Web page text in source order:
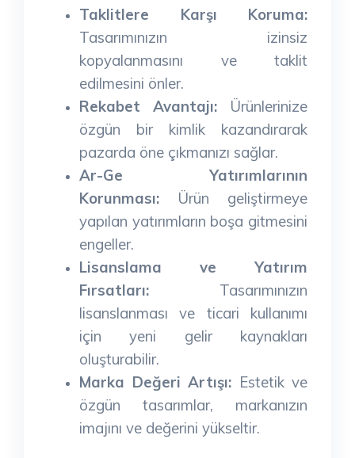
Taklitlere Karşı Koruma:
Tasarımınızın izinsiz
kopyalanmasını ve taklit
edilmesini önler.
Rekabet Avantajı: Ürünlerinize
özgün bir kimlik kazandırarak
pazarda öne çıkmanızı sağlar.
Ar-Ge Yatırımlarının
Korunması: Ürün geliştirmeye
yapılan yatırımların boşa gitmesini
engeller.
Lisanslama ve Yatırım
Fırsatları: Tasarımınızın
lisanslanması ve ticari kullanımı
için yeni gelir kaynakları
oluşturabilir.
Marka Değeri Artışı: Estetik ve
özgün tasarımlar, markanızın
imajını ve değerini yükseltir.